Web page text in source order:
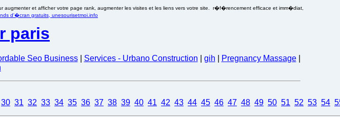
et afficher votre page rank, augmenter les visites et les liens vers votre site. r�f�rencement efficace et imm�diat,
d'�cran gratuits, unesourisetmoi.info
paris
Seo Business| Services - Urbano Construction gih Pregnancy Massage|
30 31 32 33 34 35 36 37 38 39 40 41 42 43 44 45 46 47 48 49 50 51 52 53 54